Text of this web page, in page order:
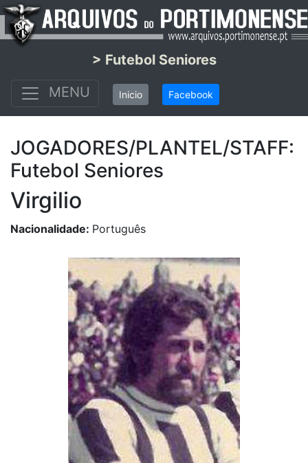
> Futebol Seniores
MENU
Inicio Facebook
JOGADORES/PLANTEL/STAFF:
Futebol Seniores
Virgilio
Nacionalidade: Português